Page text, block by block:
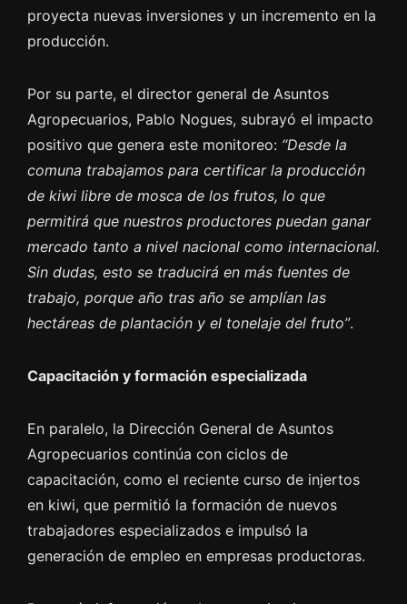
proyecta nuevas inversiones y un incremento en la
producción.
Por su parte, el director general de Asuntos
Agropecuarios, Pablo Nogues, subrayó el impacto
positivo que genera este monitoreo: “Desde la
comuna trabajamos para certificar la producción
de kiwi libre de mosca de los frutos, lo que
permitirá que nuestros productores puedan ganar
mercado tanto a nivel nacional como internacional.
Sin dudas, esto se traducirá en más fuentes de
trabajo, porque año tras año se amplían las
hectáreas de plantación y el tonelaje del fruto”.
Capacitación y formación especializada
En paralelo, la Dirección General de Asuntos
Agropecuarios continúa con ciclos de
capacitación, como el reciente curso de injertos
en kiwi, que permitió la formación de nuevos
trabajadores especializados e impulsó la
generación de empleo en empresas productoras.